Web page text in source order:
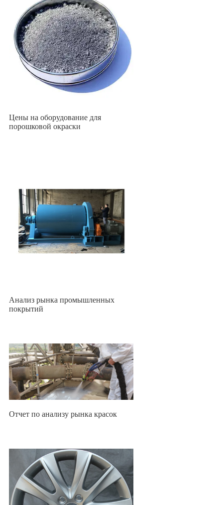
Цены на оборудование для
порошковой окраски
Анализ рынка промышленных
покрытий
Отчет по анализу рынка красок